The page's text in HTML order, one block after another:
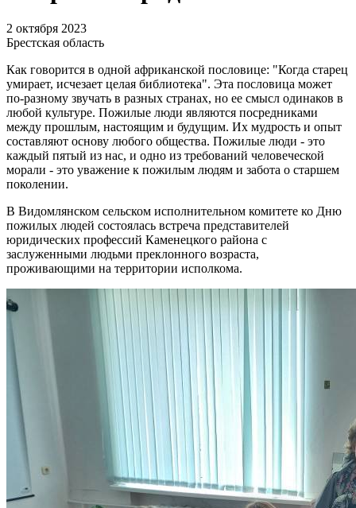
2 октября 2023
Брестская область
Как говорится в одной африканской пословице: "Когда старец
умирает, исчезает целая библиотека". Эта пословица может
по-разному звучать в разных странах, но ее смысл одинаков в
любой культуре. Пожилые люди являются посредниками
между прошлым, настоящим и будущим. Их мудрость и опыт
составляют основу любого общества. Пожилые люди - это
каждый пятый из нас, и одно из требований человеческой
морали - это уважение к пожилым людям и забота о старшем
поколении.
В Видомлянском сельском исполнительном комитете ко Дню
пожилых людей состоялась встреча представителей
юридических профессий Каменецкого района с
заслуженными людьми преклонного возраста,
проживающими на территории исполкома.